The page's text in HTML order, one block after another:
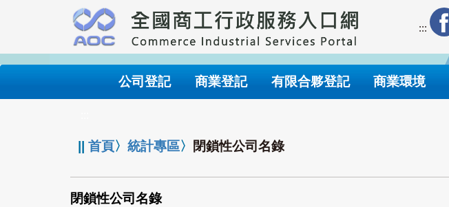
要
內
:::
公司登記 商業登記 有限合夥登記 商業環境
||首頁〉統計專區〉 閉鎖性公司名錄
閉鎖性公司名錄